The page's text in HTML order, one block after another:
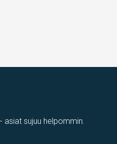
asiat sujuu helpommin.